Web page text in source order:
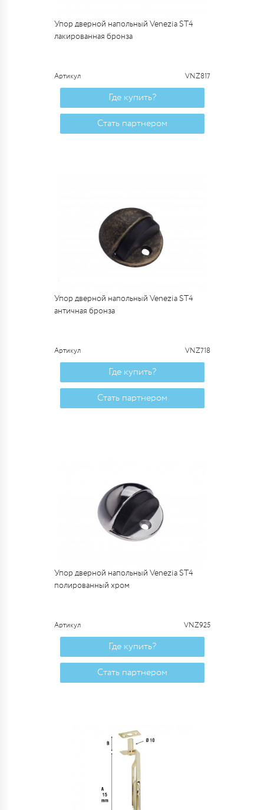
Упор дверной напольный Venezia ST4
лакированная бронза
Артикул VNZ817
Где купить?
Стать партнером
Упор дверной напольный Venezia ST4
античная бронза
Артикул VNZ718
Где купить?
Стать партнером
Упор дверной напольный Venezia ST4
полированный хром
Артикул VNZ925
Где купить?
Стать партнером